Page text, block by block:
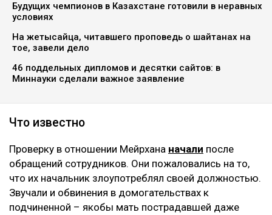
Будущих чемпионов в Казахстане готовили в неравных
условиях
На жетысайца, читавшего проповедь о шайтанах на
тое, завели дело
46 поддельных дипломов и десятки сайтов: в
Миннауки сделали важное заявление
Что известно
Проверку в отношении Мейрхана начали после
обращений сотрудников. Они пожаловались на то,
что их начальник злоупотреблял своей должностью.
Звучали и обвинения в домогательствах к
подчиненной – якобы мать пострадавшей даже